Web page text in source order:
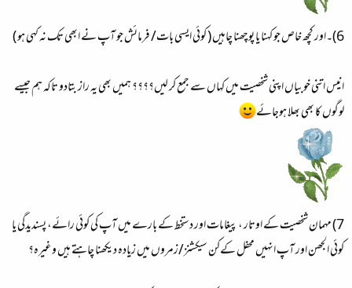
6)۔اور کچھ خاص جو کہنا یا پوچھنا چاہیں ( کوئی ایسی بات/ فرمائش جو آپ نے ابھی تک نہ کہی ہو )
انیس اتنی خوبیاں اپنی شخصیت میں کہاں سے جمع کر لیں؟؟؟؟ ہمیں بھی یہ راز بتادو تاکہ ہم جیسے
لوگوں کا بھی بھلا ہوجائے
7) مہمان شخصیت کے اوتار ، پیغامات اور دستخط کے بارے میں آپ کی کوئی رائے، پسندیدگی یا
کوئی الجھن اور آپ انہیں محفل کےکن سیکشنز/زمروں میں زیادہ دیکھنا چاہتے ہیں وغیرہ؟